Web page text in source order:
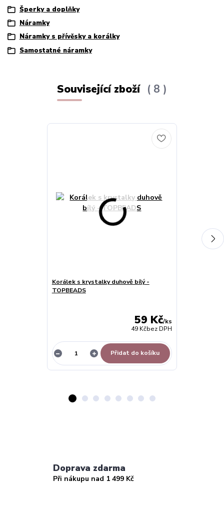
Šperky a doplňky
Náramky
Náramky s přívěsky a korálky
Samostatné náramky
Související zboží 8
Korálek s krystalky duhově bílý -
TOPBEADS
59 Kč/ks
49 Kčbez DPH
Přidat do košíku
Doprava zdarma
Při nákupu nad 1 499 Kč